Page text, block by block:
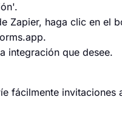
Zapier, haga clic en el
integración que desee.
fácilmente